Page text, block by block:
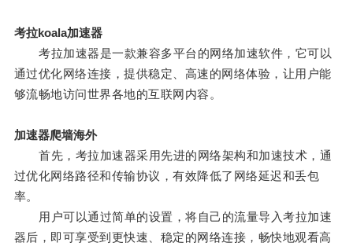
考拉koala加速器
考拉加速器是一款兼容多平台的网络加速软件，它可以
通过优化网络连接，提供稳定、高速的网络体验，让用户能
够流畅地访问世界各地的互联网内容。
加速器爬墙海外
首先，考拉加速器采用先进的网络架构和加速技术，通
过优化网络路径和传输协议，有效降低了网络延迟和丢包
率。
用户可以通过简单的设置，将自己的流量导入考拉加速
器后，即可享受到更快速、稳定的网络连接，畅快地观看高